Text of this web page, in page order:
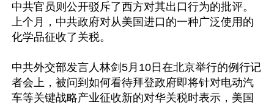
中共官员则公开驳斥了西方对其出口行为的批评。
上个月，中共政府对从美国进口的一种广泛使用的
化学品征收了关税。
中共外交部发言人林剑5月10日在北京举行的例行记
者会上，被问到如何看待拜登政府即将针对电动汽
车等关键战略产业征收新的对华关税时表示，美国